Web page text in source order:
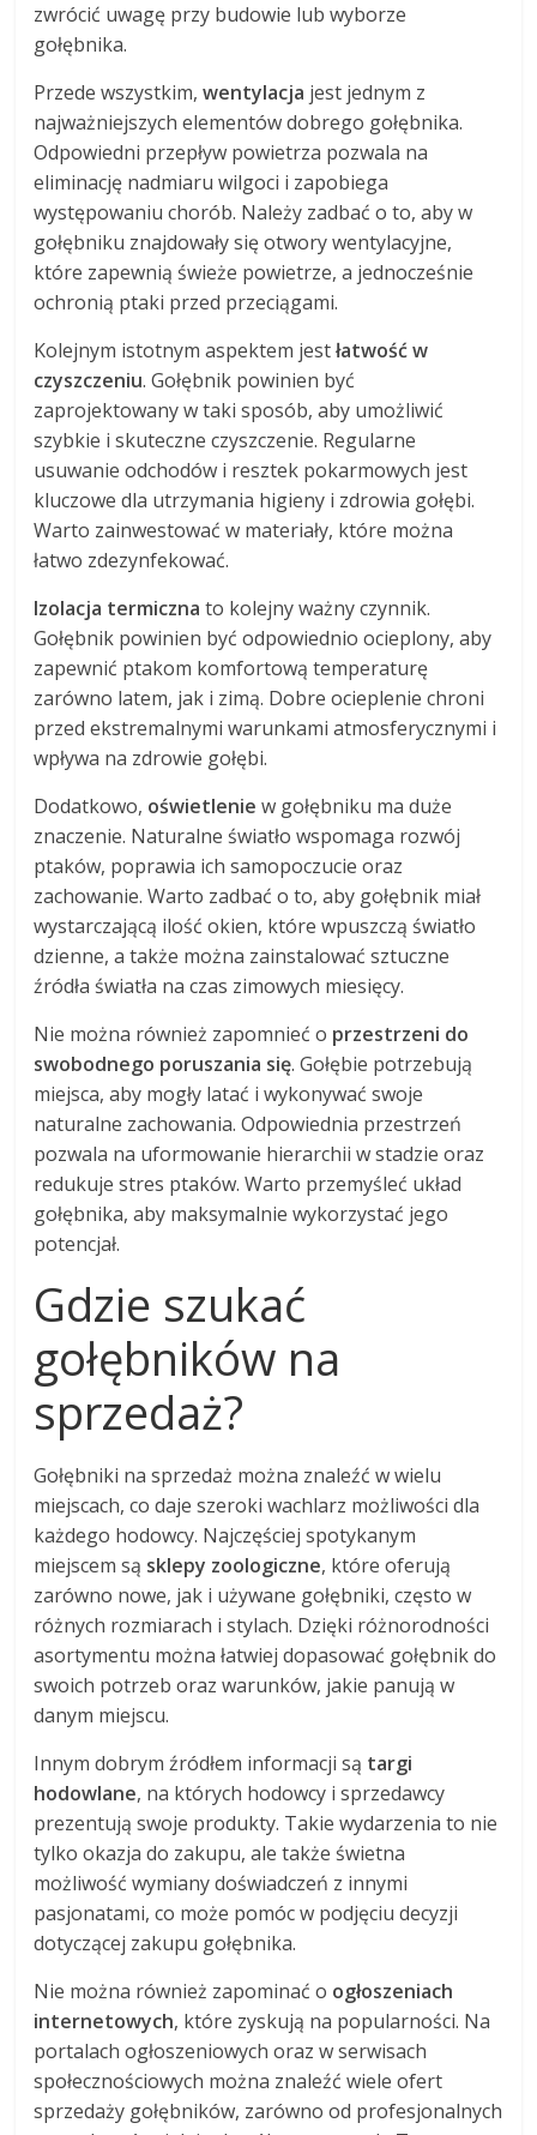
zwrócić uwagę przy budowie lub wyborze
gołębnika.
Przede wszystkim,wentylacja jest jednym z
najważniejszych elementów dobrego gołębnika.
Odpowiedni przepływ powietrza pozwala na
eliminację nadmiaru wilgoci i zapobiega
występowaniu chorób. Należy zadbać o to, aby w
gołębniku znajdowały się otwory wentylacyjne,
które zapewnią świeże powietrze, a jednocześnie
ochronią ptaki przed przeciągami.
Kolejnym istotnym aspektem jestłatwość w
czyszczeniu. Gołębnik powinien być
zaprojektowany w taki sposób, aby umożliwić
szybkie i skuteczne czyszczenie. Regularne
usuwanie odchodów i resztek pokarmowych jest
kluczowe dla utrzymania higieny i zdrowia gołębi.
Warto zainwestować w materiały, które można
łatwo zdezynfekować.
Izolacja termiczna to kolejny ważny czynnik.
Gołębnik powinien być odpowiednio ocieplony, aby
zapewnić ptakom komfortową temperaturę
zarówno latem, jak i zimą. Dobre ocieplenie chroni
przed ekstremalnymi warunkami atmosferycznymi i
wpływa na zdrowie gołębi.
Dodatkowo, oświetlenie w gołębniku ma duże
znaczenie. Naturalne światło wspomaga rozwój
ptaków, poprawia ich samopoczucie oraz
zachowanie. Warto zadbać o to, aby gołębnik miał
wystarczającą ilość okien, które wpuszczą światło
dzienne, a także można zainstalować sztuczne
źródła światła na czas zimowych miesięcy.
Nie można również zapomnieć o przestrzeni do
swobodnego poruszania się. Gołębie potrzebują
miejsca, aby mogły latać i wykonywać swoje
naturalne zachowania. Odpowiednia przestrzeń
pozwala na uformowanie hierarchii w stadzie oraz
redukuje stres ptaków. Warto przemyśleć układ
gołębnika, aby maksymalnie wykorzystać jego
potencjał.
Gdzie szukać
gołębników na
sprzedaż?
Gołębniki na sprzedaż można znaleźć w wielu
miejscach, co daje szeroki wachlarz możliwości dla
każdego hodowcy. Najczęściej spotykanym
miejscem są sklepy zoologiczne, które oferują
zarówno nowe, jak i używane gołębniki, często w
różnych rozmiarach i stylach. Dzięki różnorodności
asortymentu można łatwiej dopasować gołębnik do
swoich potrzeb oraz warunków, jakie panują w
danym miejscu.
Innym dobrym źródłem informacji są targi
hodowlane, na których hodowcy i sprzedawcy
prezentują swoje produkty. Takie wydarzenia to nie
tylko okazja do zakupu, ale także świetna
możliwość wymiany doświadczeń z innymi
pasjonatami, co może pomóc w podjęciu decyzji
dotyczącej zakupu gołębnika.
Nie można również zapominać o ogłoszeniach
internetowych, które zyskują na popularności. Na
portalach ogłoszeniowych oraz w serwisach
społecznościowych można znaleźć wiele ofert
sprzedaży gołębników, zarówno od profesjonalnych